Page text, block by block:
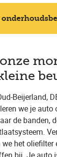
onze
Beijerland,
we je auto
de banden,
het oliefilter